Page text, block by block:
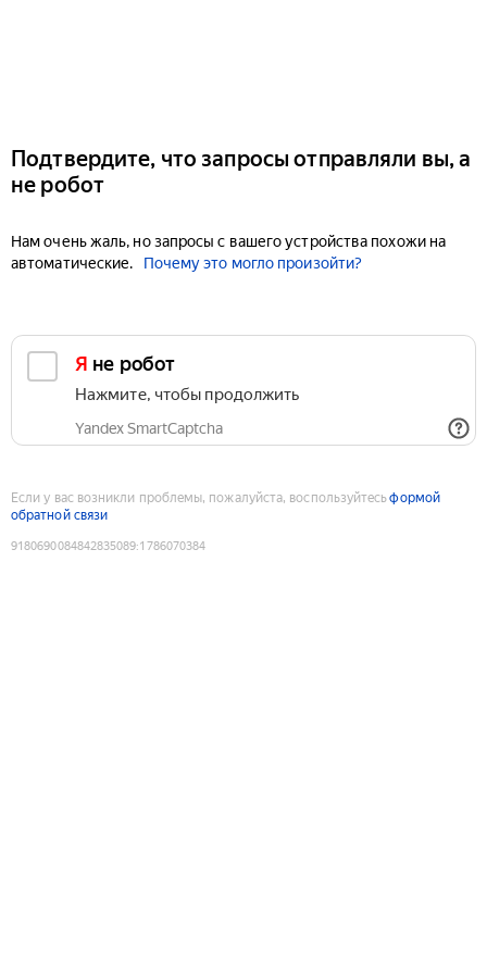
Подтвердите, что запросы отправляли вы, а
не робот
Нам очень жаль, но запросы с вашего устройства похожи на
автоматические.
Почему это могло произойти?
Я не робот
Нажмите, чтобы продолжить
Yandex SmartCaptcha
Если у вас возникли проблемы, пожалуйста, воспользуйтесьформой
обратной связи
9180690084842835089:1786070384